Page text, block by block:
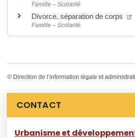
Famille – Scolarité
Divorce, séparation de corps
Famille – Scolarité
© Direction de l’information légale et
Informations
CONTACT
Urbanisme et